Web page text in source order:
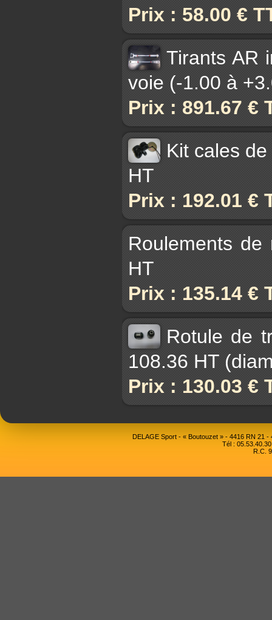
Prix : 58.00 €
Tirants AR
voie (-1.00 à
Prix : 891.67 €
Kit cales
HT
Prix : 192.01 €
Roulements
HT
Prix : 135.14 €
Rotule de
108.36 HT
Prix : 130.03 €
DELAGE Sport - « Boutouzet » - 4416 RN 21
Tél :
R.C.